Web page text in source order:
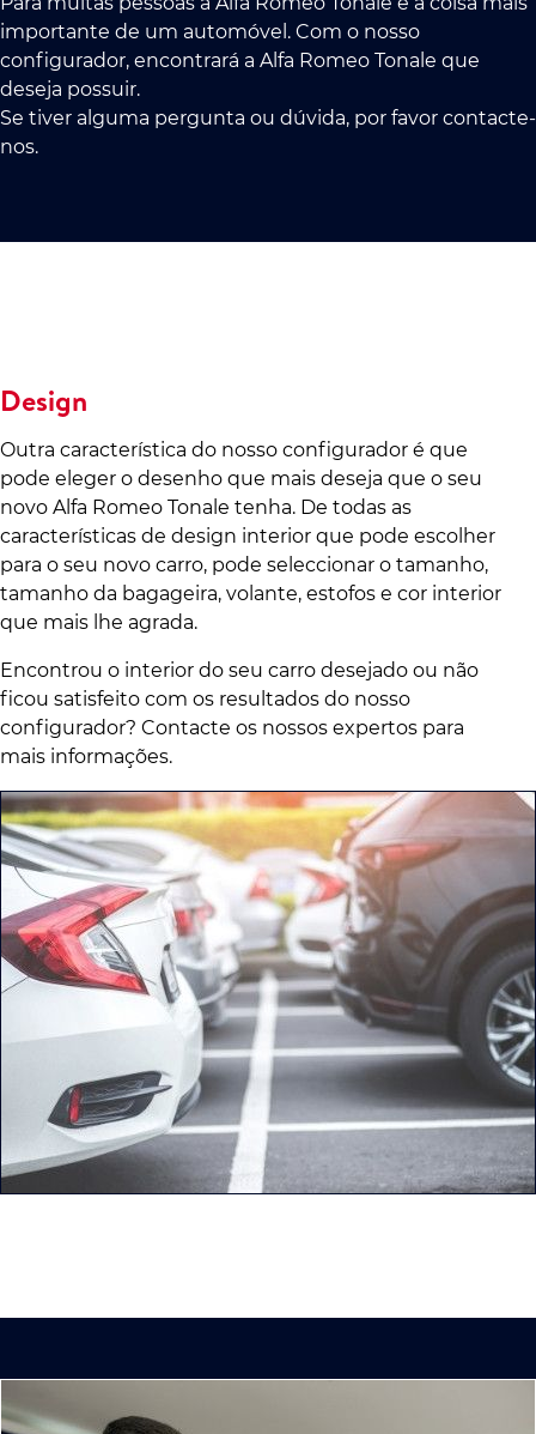
importante de um automóvel. Com o nosso
configurador, encontrará a Alfa Romeo Tonale que
deseja possuir.
Se tiver alguma pergunta ou dúvida, por favor contacte-
nos.
Design
Outra característica do nosso configurador é que
pode eleger o desenho que mais deseja que o seu
novo Alfa Romeo Tonale tenha. De todas as
características de design interior que pode escolher
para o seu novo carro, pode seleccionar o tamanho,
tamanho da bagageira, volante, estofos e cor interior
que mais lhe agrada.
Encontrou o interior do seu carro desejado ou não
ficou satisfeito com os resultados do nosso
configurador? Contacte os nossos expertos para
mais informações.